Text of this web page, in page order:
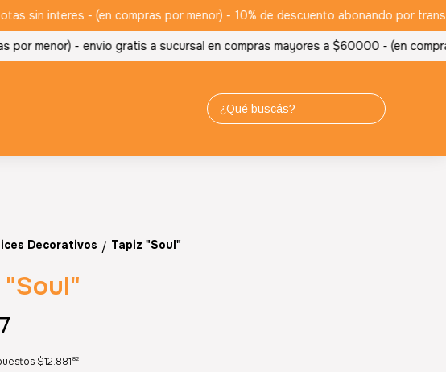
sin interes - (en compras por menor) - 10% de descuento abonando por
menor) - envio gratis a sucursal en compras mayores a $60000 - (en compras
Decorativos / Tapiz "Soul"
$12.881 82